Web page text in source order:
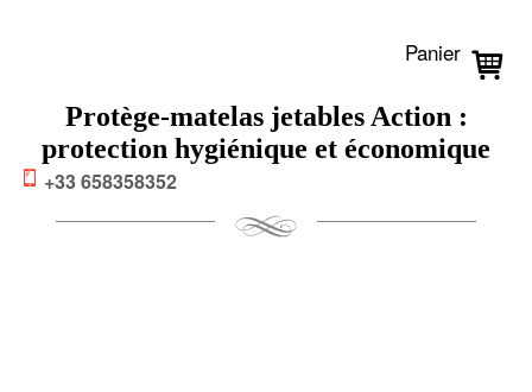
+33 658358352
Panier
Protège-matelas jetables Action :
protection hygiénique et économique